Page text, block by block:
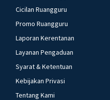
Cicilan Ruangguru
Promo Ruangguru
Laporan Kerentanan
Layanan Pengaduan
Syarat & Ketentuan
Kebijakan Privasi
Tentang Kami